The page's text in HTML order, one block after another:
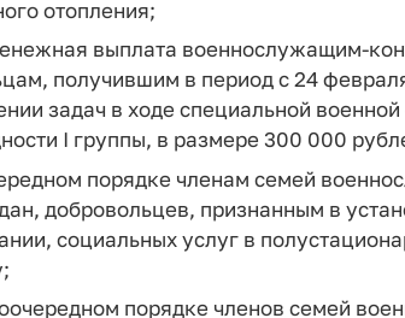
отопления;
выплата военнослужащим-
получившим в период с 24
задач в ходе специальной
I группы, в размере 300 000
порядке членам семей
добровольцев, признанным в
социальных услуг в
порядке членов семей